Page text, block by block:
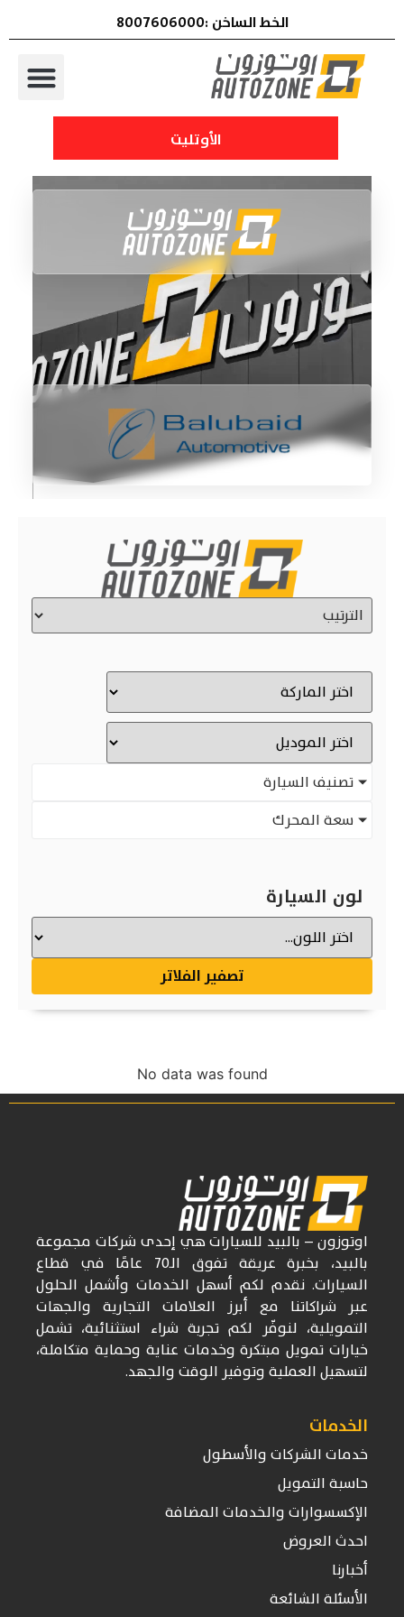
الخط الساخن :8007606000
الأوتليت
تصنيف السيارة
سعة المحرك
لون السيارة
تصفير الفلاتر
No data was found
اوتوزون– بالبيد للسياراتهي إحدى شركات مجموعة
بالبيد، بخبرة عريقة تفوق الـ70
عامًا في قطاع
السيارات. نقدم لكم أسهل الخدمات وأشمل الحلول
عبر شراكاتنا مع أبرز العلامات التجارية والجهات
التمويلية، لنوفّر لكم تجربة شراء استثنائية، تشمل
خيارات تمويل مبتكرة وخدمات عناية وحماية متكاملة،
لتسهيل العملية وتوفير الوقت والجهد.
الخدمات
خدمات الشركات والأسطول
حاسبة التمويل
الإكسسوارات والخدمات المضافة
احدث العروض
أخبارنا
الأسئلة الشائعة